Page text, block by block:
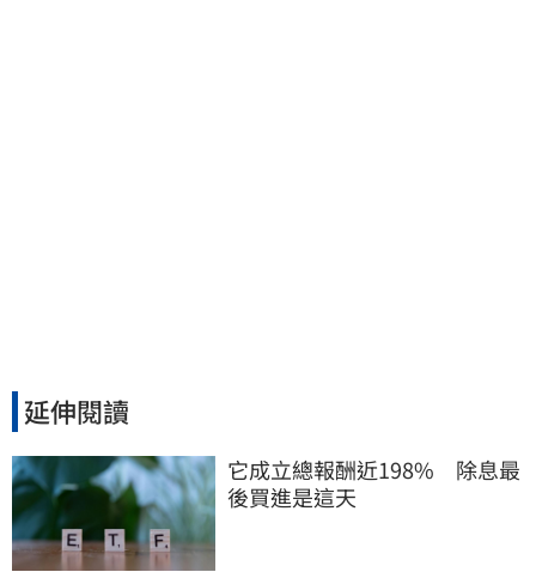
延伸閱讀
它成立總報酬近198%　除息最
後買進是這天